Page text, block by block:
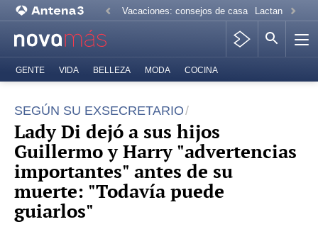
Vacaciones: consejos de casa Lactancia
GENTE VIDA BELLEZA MODA COCINA
SEGÚN SU EXSECRETARIO
Lady Di dejó a sus hijos
Guillermo y Harry "advertencias
importantes" antes de su
muerte: "Todavía puede
guiarlos"